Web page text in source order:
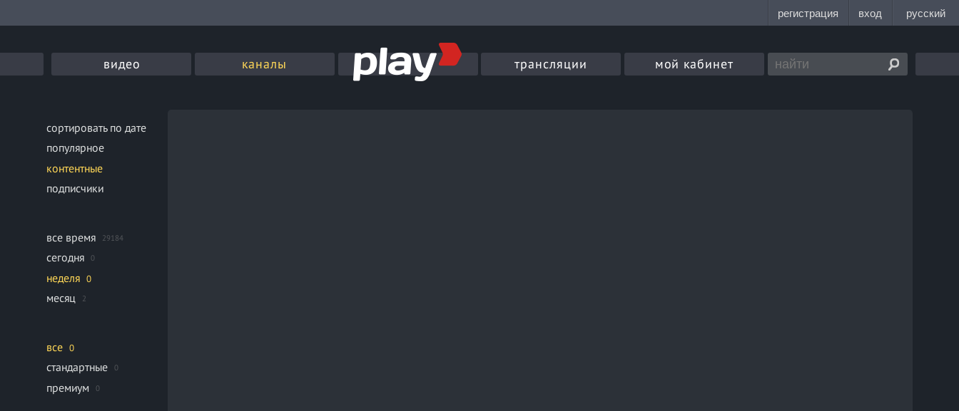
видео каналы трансляции мой кабинет
сортировать по дате
популярное
контентные
подписчики
все время 29184
сегодня 0
неделя 0
месяц 2
все 0
стандартные 0
премиум 0